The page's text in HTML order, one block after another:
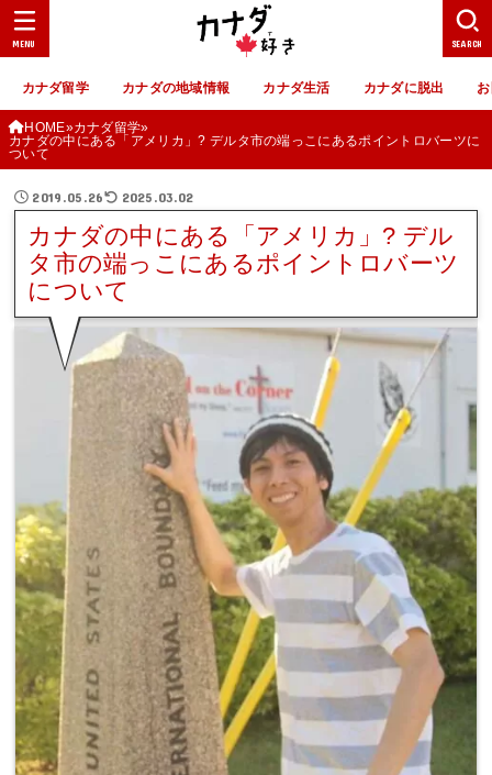
カナダ留学 カナダの地域情報 カナダ生活 カナダに脱出
SEARCH
MENU
HOME カナダ留学
カナダの中にある「アメリカ」? デルタ市の端っこにあるポイントロバーツに
ついて
2019.05.26 2025.03.02
カナダの中にある「アメリカ」? デル
タ市の端っこにあるポイントロバーツ
について